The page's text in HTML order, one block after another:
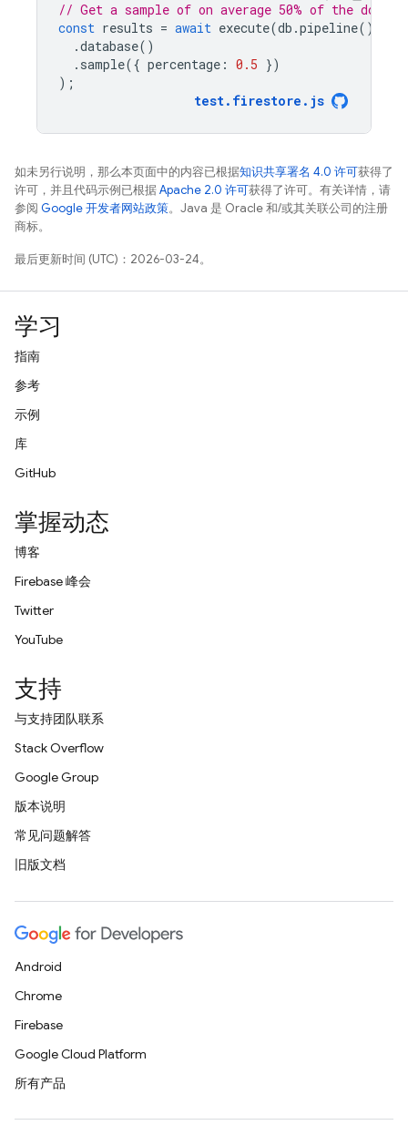
// Get a sample of on average 50% of the
const results = await execute(db .pipeline()
.database()
. sample({ percentage : 0.5 })
);
test. firestore . js
如未另行说明，那么本页面中的内容已根据知识共享署名 4.0 许可获得了
许可，并且代码示例已根据Apache 2.0 许可获得了许可。有关详情，请
参阅 Google 开发者网站政策。Java 是 Oracle 和/或其关联公司的注册
商标。
最后更新时间 (UTC)：2026-03-24。
学习
指南
参考
示例
库
GitHub
掌握动态
博客
Firebase 峰会
Twitter
YouTube
支持
与支持团队联系
Stack Overflow
Google Group
版本说明
常见问题解答
旧版文档
Android
Chrome
Firebase
Google Cloud Platform
所有产品